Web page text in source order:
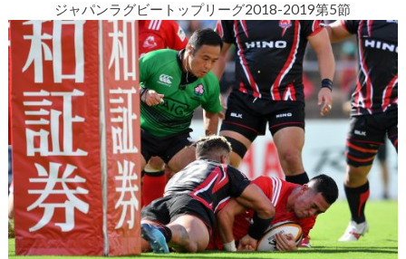
ジャパンラグビートップリーグ2018-2019第5節